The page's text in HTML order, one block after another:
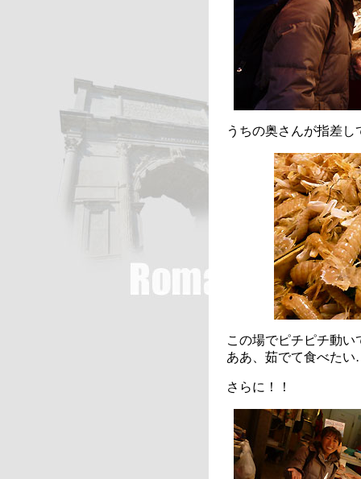
うちの奥さんが指差
この場でピチピチ動い
ああ、茹でて食べた
さらに！！